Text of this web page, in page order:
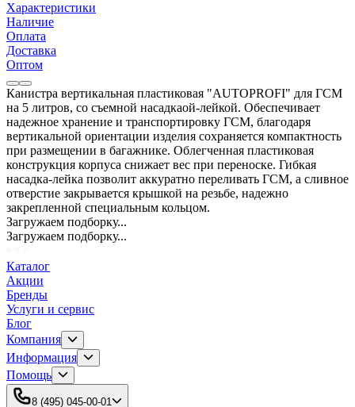
Характеристики
Наличие
Оплата
Доставка
Оптом
Канистра вертикальная пластиковая "AUTOPROFI" для ГСМ
на 5 литров, со съемной насадкаой-лейкой. Обеспечивает
надежное хранение и транспортировку ГСМ, благодаря
вертикальной ориентации изделия сохраняется компактность
при размещении в багажнике. Облегченная пластиковая
конструкция корпуса снижает вес при переноске. Гибкая
насадка-лейка позволит аккуратно переливать ГСМ, а сливное
отверстие закрывается крышкой на резьбе, надежно
закрепленной специальным кольцом.
Загружаем подборку...
Загружаем подборку...
Каталог
Акции
Бренды
Услуги и сервис
Блог
Компания
Информация
Помощь
8 (495) 045-00-01